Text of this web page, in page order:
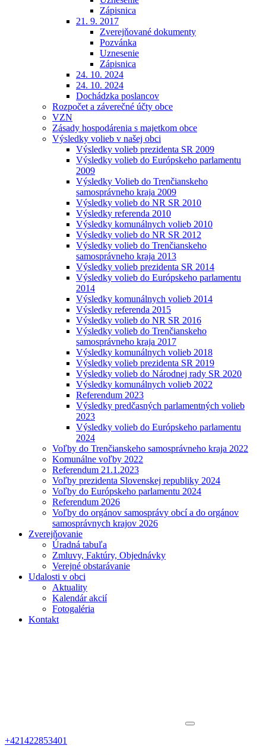
Zápisnica
21. 9. 2017
Zverejňované dokumenty
Pozvánka
Uznesenie
Zápisnica
24. 10. 2024
24. 10. 2024
Dochádzka poslancov
Rozpočet a záverečné účty obce
VZN
Zásady hospodárenia s majetkom obce
Výsledky volieb v našej obci
Výsledky volieb prezidenta SR 2009
Výsledky volieb do Európskeho parlamentu
2009
Výsledky Volieb do Trenčianskeho
samosprávneho kraja 2009
Výsledky volieb do NR SR 2010
Výsledky referenda 2010
Výsledky komunálnych volieb 2010
Výsledky volieb do NR SR 2012
Výsledky volieb do Trenčianskeho
samosprávneho kraja 2013
Výsledky volieb prezidenta SR 2014
Výsledky volieb do Európskeho parlamentu
2014
Výsledky komunálnych volieb 2014
Výsledky referenda 2015
Výsledky volieb do NR SR 2016
Výsledky volieb do Trenčianskeho
samosprávneho kraja 2017
Výsledky komunálnych volieb 2018
Výsledky volieb prezidenta SR 2019
Výsledky volieb do Národnej rady SR 2020
Výsledky komunálnych volieb 2022
Referendum 2023
Výsledky predčasných parlamentných volieb
2023
Výsledky volieb do Európskeho parlamentu
2024
Voľby do Trenčianskeho samosprávneho kraja 2022
Komunálne voľby 2022
Referendum 21.1.2023
Voľby prezidenta Slovenskej republiky 2024
Voľby do Európskeho parlamentu 2024
Referendum 2026
Voľby do orgánov samosprávy obcí a do orgánov
samosprávnych krajov 2026
Zverejňovanie
Úradná tabuľa
Zmluvy, Faktúry, Objednávky
Verejné obstarávanie
Udalosti v obci
Aktuality
Kalendár akcií
Fotogaléria
Kontakt
+421422853401